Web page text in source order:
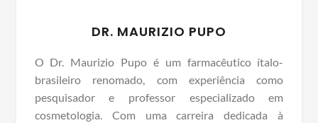
DR. MAURIZIO PUPO
O Dr. Maurizio Pupo é um farmacêutico ítalo-
brasileiro renomado, com experiência como
pesquisador e professor especializado em
cosmetologia. Com uma carreira dedicada à